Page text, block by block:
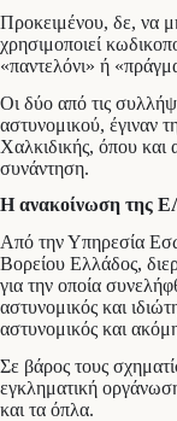
Προκειμένου, δε, να
χρησιμοποιεί
«παντελόνι» ή
Οι δύο από τις
αστυνομικού, έγιναν
Χαλκιδικής, όπου και
συνάντηση.
Η ανακοίνωση της
Από την Υπηρεσία
Βορείου Ελλάδος,
για την οποία
αστυνομικός και
αστυνομικός και
Σε βάρος τους
εγκληματική
και τα όπλα.